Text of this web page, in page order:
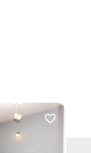
Dodaj do